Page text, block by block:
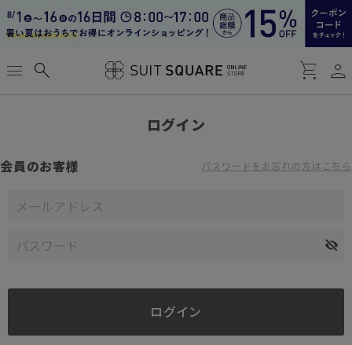
menu search shopping_cart person
ログイン
会員のお客様 パスワードをお忘れの方はこちら